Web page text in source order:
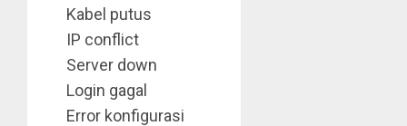
Kabel putus
IP conflict
Server down
Login gagal
Error konfigurasi